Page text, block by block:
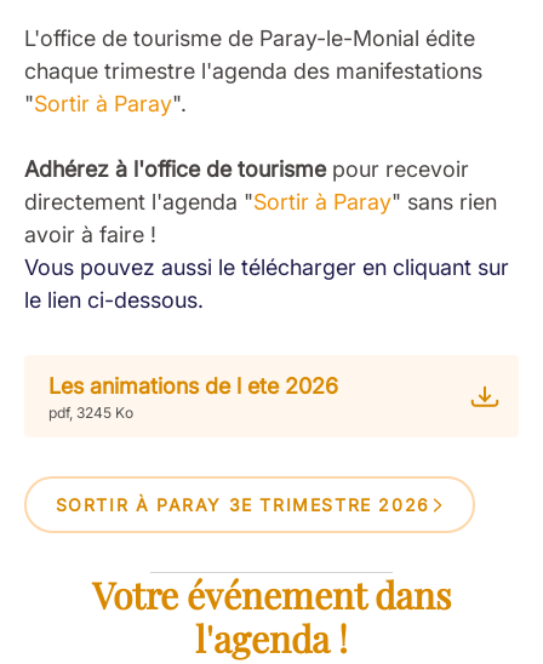
L'office de tourisme de Paray-le-Monial édite
chaque trimestre l'agenda des manifestations
"Sortir à Paray".
Adhérez à l'office de tourismepour recevoir
directement l'agenda "Sortir à Paray" sans rien
avoir à faire !
Vous pouvez aussi le télécharger en cliquant sur
le lien ci-dessous.
Les animations de l ete 2026
pdf, 3245 Ko
SORTIR À PARAY 3E TRIMESTRE 2026
Votre événement dans
l'agenda !